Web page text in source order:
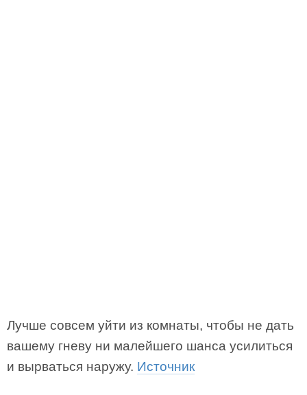
Лучше совсем уйти из комнаты, чтобы не дать
вашему гневу ни малейшего шанса усилиться
и вырваться наружу. Источник